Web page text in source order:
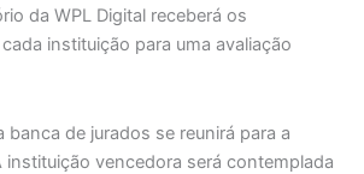
da WPL Digital receberá os
instituição para uma avaliação
banca de jurados se reunirá para a
instituição vencedora será contemplada